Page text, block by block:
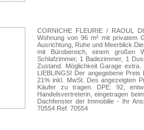
CORNICHE FLEURIE / RAOUL
Wohnung von 96 m² mit privatem
Ausrichtung, Ruhe und
mit Bürobereich, einem großen
Schlafzimmer, 1 Badezimmer, 1
Zustand. Möglichkeit Garage
LIEBLINGS! Der angegebene
21% inkl. MwSt. Des angezeigten
Käufer zu tragen. DPE: 92,
Handelsvertreterin, eingetragen
Dachfenster der Immobilie - Ihr
70554 Ref: 70554